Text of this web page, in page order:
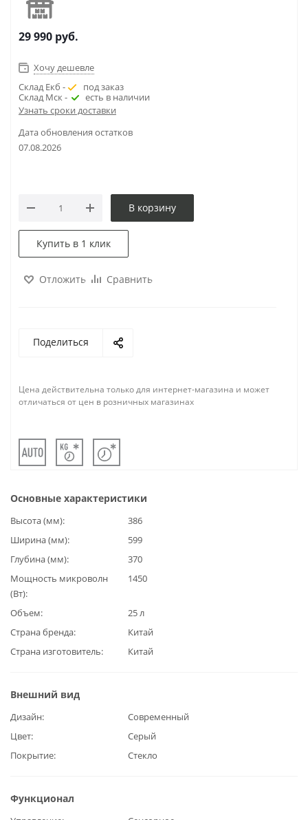
29 990 руб.
Хочу дешевле
Склад Екб -
под заказ
Склад Мск -
есть в наличии
Узнать сроки доставки
Дата обновления остатков
07.08.2026
В корзину
Купить в 1 клик
Отложить Сравнить
Поделиться
Цена действительна только для интернет-магазина и может
отличаться от цен в розничных магазинах
Основные характеристики
Высота (мм)
386
Ширина (мм)
599
Глубина (мм)
370
Мощность микроволн
(Вт)
1450
Объем
25 л
Страна бренда
Китай
Страна изготовитель
Китай
Внешний вид
Дизайн
Современный
Цвет
Серый
Покрытие
Стекло
Функционал